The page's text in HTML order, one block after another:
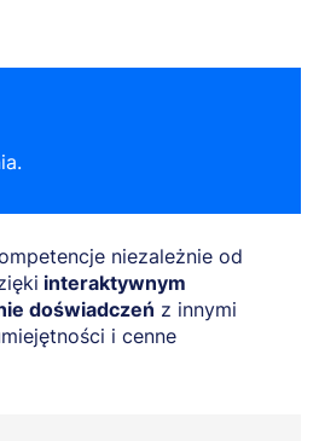
niezależnie od
interaktywnym
doświadczeń z innymi
i cenne